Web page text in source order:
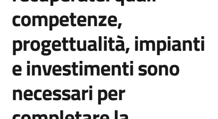
Programmi
Progetti
competenze,
progettualità, impianti
e investimenti sono
necessari per